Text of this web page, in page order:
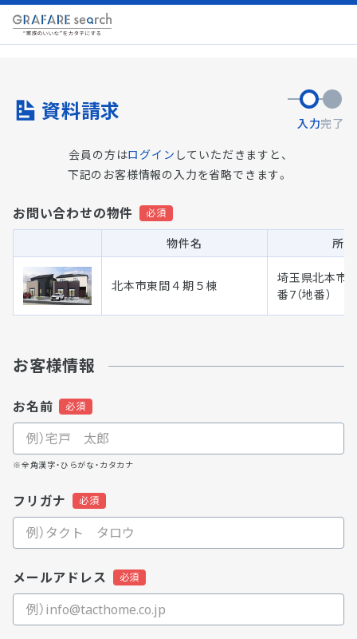
資料請求 入力完了
会員の方はログイン していただきますと、
下記のお客様情報の入力を省略できます。
お問い合わせの物件
物件名 所
北本市東間４期５棟
埼玉県北本市
番7（地番）
お客様情報
お名前
※全角漢字・ひらがな・カタカナ
フリガナ
メールアドレス